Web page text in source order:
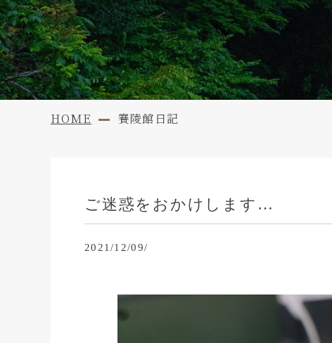
HOME 賽陵館日記
ご迷惑をおかけします…
2021/12/09/